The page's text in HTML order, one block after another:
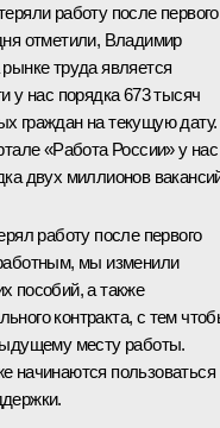
работу после первого
отметили, Владимир
труда является
у нас порядка 673 тысяч
граждан на текущую дату.
«Работа России» у нас
двух миллионов
работу после первого
мы изменили
пособий, а также
контракта, с тем
месту работы.
начинаются пользоваться